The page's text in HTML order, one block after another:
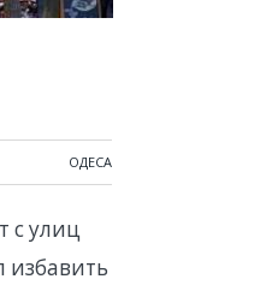
ОДЕСА
с улиц
избавить